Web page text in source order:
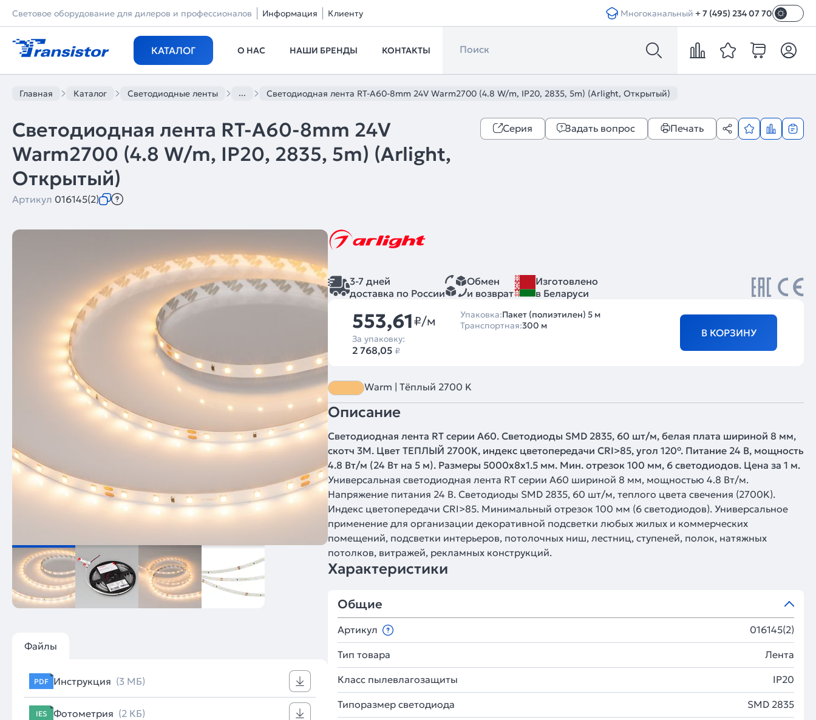
Световое оборудование для дилеров и профессионалов Информация Клиенту Многоканальный + 7 (495) 234 07 70
КАТАЛОГ О НАС НАШИ БРЕНДЫ КОНТАКТЫ
Главная Каталог Светодиодные ленты ... Светодиодная лента RT-A60-8mm 24V Warm2700 (4.8 W/m, IP20, 2835, 5m) (Arlight, Открытый)
Светодиодная лента RT-A60-8mm 24V
Warm2700 (4.8 W/m, IP20, 2835, 5m) (Arlight,
Открытый)
Артикул 016145(2)
Серия Задать вопрос Печать
Файлы
PDF Инструкция (3 МБ)
IES Фотометрия (2 КБ)
3-7 дней
доставка по России
Обмен
и возврат
Изготовлено
в Беларуси
553,61₽/м
За упаковку:
2 768,05 ₽
Упаковка:Пакет (полиэтилен) 5 м
Транспортная:300 м
В КОРЗИНУ
Warm | Тёплый 2700 K
Описание
Светодиодная лента RT серии A60. Светодиоды SMD 2835, 60 шт/м, белая плата шириной 8 мм,
скотч 3M. Цвет ТЕПЛЫЙ 2700K, индекс цветопередачи CRI>85, угол 120°. Питание 24 В, мощность
4.8 Вт/м (24 Вт на 5 м). Размеры 5000x8x1.5 мм. Мин. отрезок 100 мм, 6 светодиодов. Цена за 1 м.
Универсальная светодиодная лента RT серии A60 шириной 8 мм, мощностью 4.8 Вт/м.
Напряжение питания 24 В. Светодиоды SMD 2835, 60 шт/м, теплого цвета свечения (2700K).
Индекс цветопередачи CRI>85. Минимальный отрезок 100 мм (6 светодиодов). Универсальное
применение для организации декоративной подсветки любых жилых и коммерческих
помещений, подсветки интерьеров, потолочных ниш, лестниц, ступеней, полок, натяжных
потолков, витражей, рекламных конструкций.
Характеристики
Общие
Артикул 016145(2)
Тип товара Лента
Класс пылевлагозащиты IP20
Типоразмер светодиода SMD 2835